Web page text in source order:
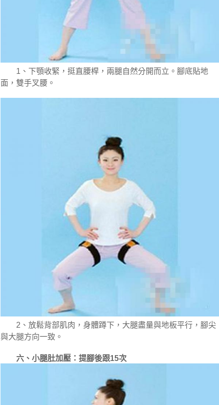
1、下顎收緊，挺直腰桿，兩腿自然分開而立。腳底貼地
面，雙手叉腰。
2、放鬆背部肌肉，身體蹲下，大腿盡量與地板平行，腳尖
與大腿方向一致。
六、小腿肚加壓：提腳後跟15次